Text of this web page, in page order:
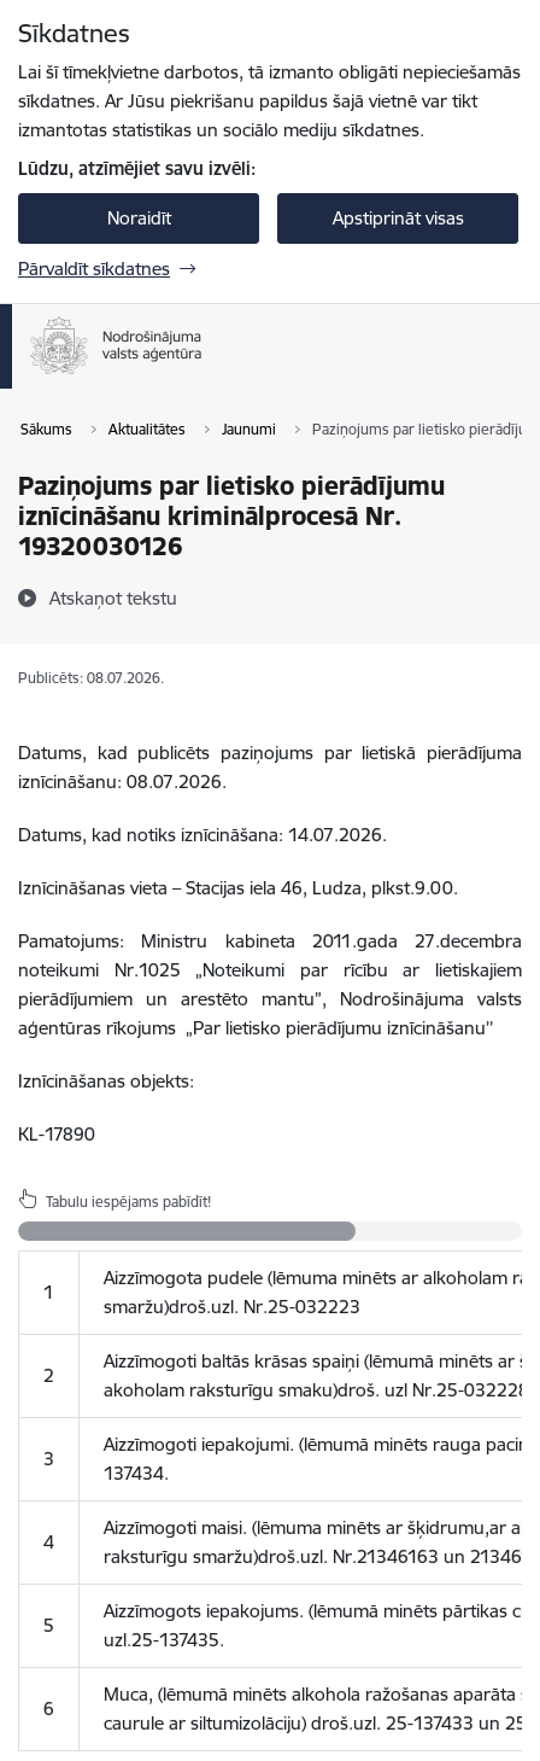
Sīkdatnes
Lai šī tīmekļvietne darbotos, tā izmanto obligāti nepieciešamās
sīkdatnes. Ar Jūsu piekrišanu papildus šajā vietnē var tikt
izmantotas statistikas un sociālo mediju sīkdatnes.
Lūdzu, atzīmējiet savu izvēli:
Noraidīt Apstiprināt visas
Pārvaldīt sīkdatnes
Sākums Aktualitātes Jaunumi Paziņojums par lietisko
Paziņojums par lietisko pierādījumu
iznīcināšanu kriminālprocesā Nr.
19320030126
Atskaņot tekstu
Publicēts: 08.07.2026.
Datums, kad publicēts paziņojums par lietiskā pierādījuma
iznīcināšanu: 08.07.2026.
Datums, kad notiks iznīcināšana: 14.07.2026.
Iznīcināšanas vieta – Stacijas iela 46, Ludza, plkst.9.00.
Pamatojums: Ministru kabineta 2011.gada 27.decembra
noteikumi Nr.1025 „Noteikumi par rīcību ar lietiskajiem
pierādījumiem un arestēto mantu”, Nodrošinājuma valsts
aģentūras rīkojums „Par lietisko pierādījumu iznīcināšanu’’
Iznīcināšanas objekts:
KL-17890
Tabulu iespējams pabīdīt!
1
Aizzīmogota pudele (lēmuma minēts ar alkoholam
smaržu)droš.uzl. Nr.25-032223
2
Aizzīmogoti baltās krāsas spaiņi (lēmumā minēts ar
akoholam raksturīgu smaku)droš. uzl Nr.25-032228
3
Aizzīmogoti iepakojumi. (lēmumā minēts rauga
137434.
4
Aizzīmogoti maisi. (lēmuma minēts ar šķidrumu,ar
raksturīgu smaržu)droš.uzl. Nr.21346163 un
5
Aizzīmogots iepakojums. (lēmumā minēts pārtikas
uzl.25-137435.
6
Muca, (lēmumā minēts alkohola ražošanas aparāta
caurule ar siltumizolāciju) droš.uzl. 25-137433 un 25-